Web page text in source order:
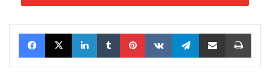
Facebook
X LinkedinTumblrPinterestVKontakteTelegramPartager par email